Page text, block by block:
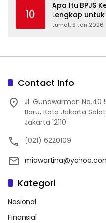
10
Apa Itu BPJS
Lengkap
Jumat, 9 Jan 2026
Contact Info
Jl. Gunawarman No.40
Baru, Kota Jakarta
Jakarta 12110
(021) 6220109
Kategori
Nasional
Finansial